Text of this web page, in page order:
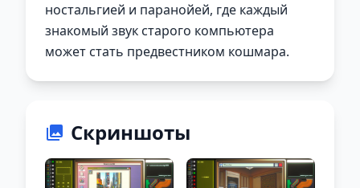
ностальгией и паранойей, где каждый
знакомый звук старого компьютера
может стать предвестником кошмара.
Скриншоты